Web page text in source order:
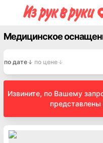
Медицинское
по дате по цене
Извините, по Вашему